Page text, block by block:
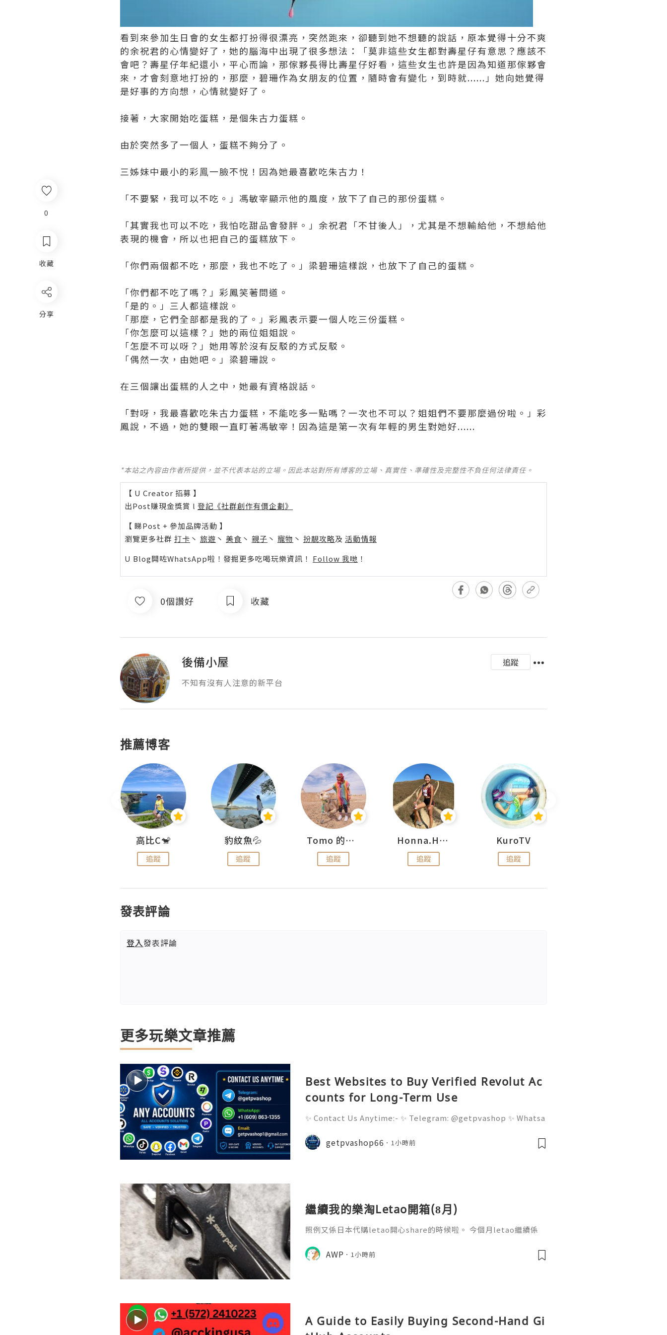
0
收藏
分享
看到來參加生日會的女生都打扮得很漂亮，突然跑來，卻聽到她不想聽的說話，原本覺得十分不爽
的余祝君的心情變好了，她的腦海中出現了很多想法：「莫非這些女生都對壽星仔有意思？應該不
會吧？壽星仔年紀還小，平心而論，那傢夥長得比壽星仔好看，這些女生也許是因為知道那傢夥會
來，才會刻意地打扮的，那麼，碧珊作為女朋友的位置，隨時會有變化，到時就......」她向她覺得
是好事的方向想，心情就變好了。
接著，大家開始吃蛋糕，是個朱古力蛋糕。
由於突然多了一個人，蛋糕不夠分了。
三姊妹中最小的彩鳯一臉不悅！因為她最喜歡吃朱古力！
「不要緊，我可以不吃。」馮敏宰顯示他的風度，放下了自己的那份蛋糕。
「其實我也可以不吃，我怕吃甜品會發胖。」余祝君「不甘後人」，尤其是不想輸給他，不想給他
表現的機會，所以也把自己的蛋糕放下。
「你們兩個都不吃，那麼，我也不吃了。」梁碧珊這樣說，也放下了自己的蛋糕。
「你們都不吃了嗎？」彩鳳笑著問道。
「是的。」三人都這樣說。
「那麼，它們全部都是我的了。」彩鳳表示要一個人吃三份蛋糕。
「你怎麼可以這樣？」她的兩位姐姐說。
「怎麼不可以呀？」她用等於沒有反駁的方式反駁。
「偶然一次，由她吧。」梁碧珊說。
在三個讓出蛋糕的人之中，她最有資格說話。
「對呀，我最喜歡吃朱古力蛋糕，不能吃多一點嗎？一次也不可以？姐姐們不要那麼過份啦。」彩
鳳說，不過，她的雙眼一直盯著馮敏宰！因為這是第一次有年輕的男生對她好......
*本站之內容由作者所提供，並不代表本站的立場。因此本站對所有博客的立場、真實性、準確性及完整性不負任何法律責任。
【 U Creator 招募 】
出Post賺現金獎賞 l 登記《社群創作有價企劃》
【 睇Post + 參加品牌活動 】
瀏覽更多社群 打卡 丶 旅遊 丶 美食 丶 親子 丶 寵物 丶 扮靚攻略及 活動情報
U Blog開咗WhatsApp啦！發掘更多吃喝玩樂資訊！ Follow 我哋 ！
0個讚好 收藏
後備小屋
追蹤
不知有沒有人注意的新平台
推薦博客
高比C🐒
追蹤
豹紋魚💦
追蹤
Tomo 的快樂宇宙
追蹤
Honna.H 出走
追蹤
KuroTV
追蹤
發表評論
登入發表評論
更多玩樂文章推薦
Best Websites to Buy Verified Revolut Ac
counts for Long-Term Use
✨ Contact Us Anytime:- ✨ Telegram: @getpvashop ✨ Whatsa
st Websites to Buy Verified Revolut Accounts for Long-Term
Use In the digital era, havin
getpvashop66 1小時前
繼續我的樂淘Letao開箱(8月)
照例又係日本代購letao開心share的時候啦。 今個月letao繼續係
購都即時有97折，直接就減，絕冇套路！再加碼app落單jdirectite
m auction或者fleamart更加再半價！即係最高可以做得到53% of
AWP 1小時前
A Guide to Easily Buying Second-Hand Gi